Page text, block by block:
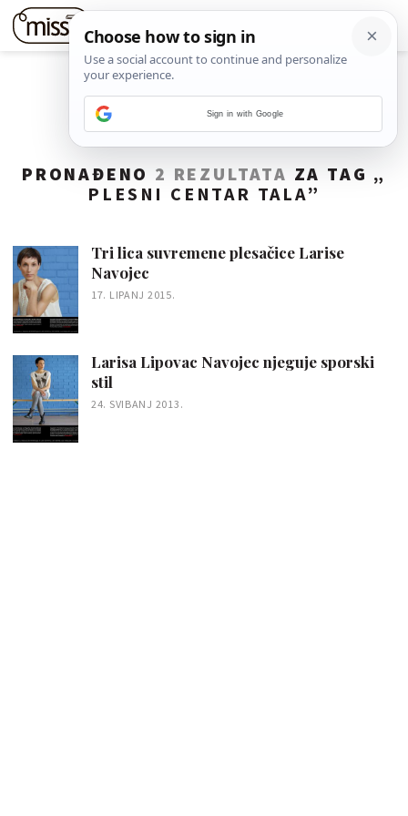
PRONAĐENO 2 REZULTATA ZA TAG „
PLESNI CENTAR TALA”
Tri lica suvremene plesačice Larise
Navojec
17. LIPANJ 2015.
Larisa Lipovac Navojec njeguje sporski
stil
24. SVIBANJ 2013.
Sign in with Google